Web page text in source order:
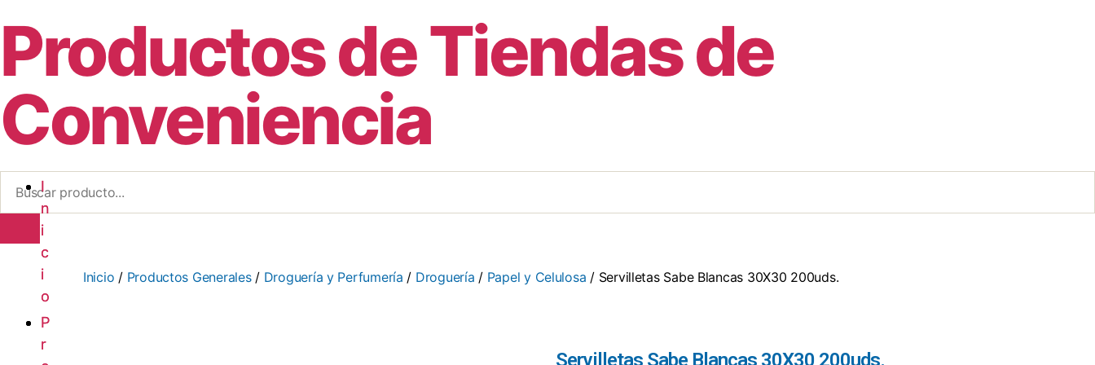
Productos de Tiendas de
Conveniencia
I
n
i
c
i
o
P
r
I
n
i
c
i
o
P
r
Inicio / Productos Generales/ Droguería y Perfumería / Droguería / Papel y Celulosa / Servilletas Sabe Blancas 30X30 200uds.
Servilletas Sabe Blancas 30X30 200uds.